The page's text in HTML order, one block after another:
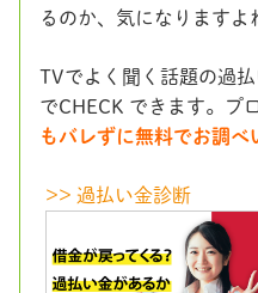
るのか、気になりますよ
TVでよく聞く話題の過
でCHECK できます。プ
もバレずに無料でお調べ
>> 過払い金診断